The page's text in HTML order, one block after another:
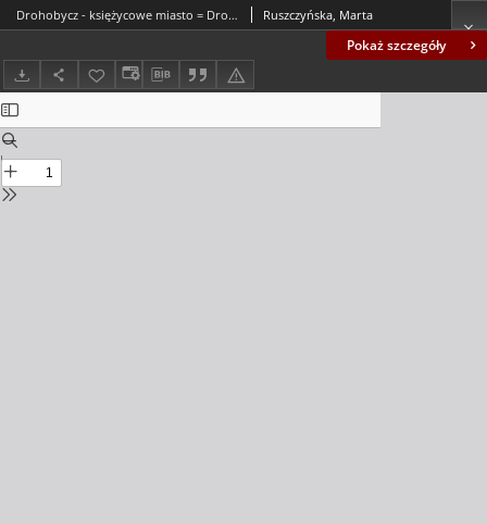
Pokaż szczegóły
Drohobycz - księżycowe miasto = Drohobych - a lunar city Ruszczyńska, Marta